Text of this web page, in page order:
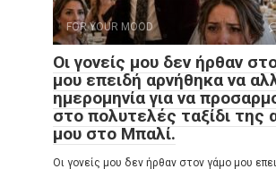
FOR YOUR MOOD
Οι γονείς μου δεν ήρθαν
μου επειδή αρνήθηκα να
ημερομηνία για να
στο πολυτελές ταξίδι της
μου στο Μπαλί.
Οι γονείς μου δεν ήρθαν στον γάμο μου